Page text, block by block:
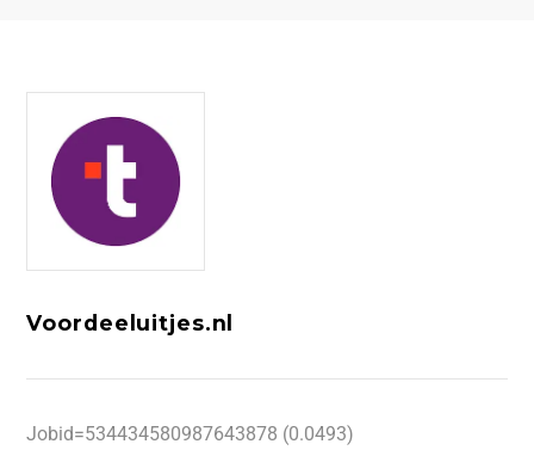
Voordeeluitjes.nl
Jobid=534434580987643878 (0.0493)